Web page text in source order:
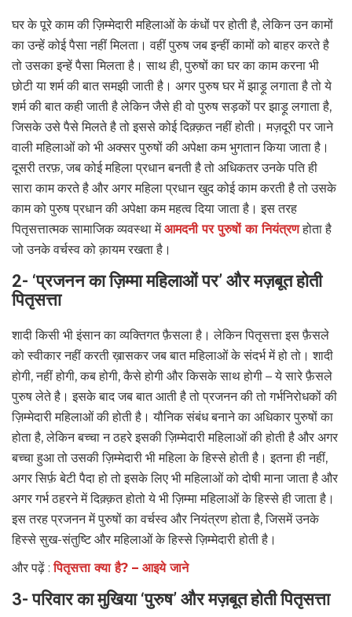
घर के पूरे काम की ज़िम्मेदारी महिलाओं के कंधों पर होती है, लेकिन उन कामों
का उन्हें कोई पैसा नहीं मिलता। वहीं पुरुष जब इन्हीं कामों को बाहर करते है
तो उसका इन्हें पैसा मिलता है। साथ ही, पुरुषों का घर का काम करना भी
छोटी या शर्म की बात समझी जाती है। अगर पुरुष घर में झाड़ू लगाता है तो ये
शर्म की बात कही जाती है लेकिन जैसे ही वो पुरुष सड़कों पर झाड़ू लगाता है,
जिसके उसे पैसे मिलते है तो इससे कोई दिक़्क़त नहीं होती। मज़दूरी पर जाने
वाली महिलाओं को भी अक्सर पुरुषों की अपेक्षा कम भुगतान किया जाता है।
दूसरी तरफ़, जब कोई महिला प्रधान बनती है तो अधिकतर उनके पति ही
सारा काम करते है और अगर महिला प्रधान खुद कोई काम करती है तो उसके
काम को पुरुष प्रधान की अपेक्षा कम महत्व दिया जाता है। इस तरह
पितृसत्तात्मक सामाजिक व्यवस्था मेंआमदनी पर पुरुषों का नियंत्रणहोता है
जो उनके वर्चस्व को क़ायम रखता है।
2- ‘प्रजनन का ज़िम्मा महिलाओं पर’ और मज़बूत होती
पितृसत्ता
शादी किसी भी इंसान का व्यक्तिगत फ़ैसला है। लेकिन पितृसत्ता इस फ़ैसले
को स्वीकार नहीं करती ख़ासकर जब बात महिलाओं के संदर्भ में हो तो। शादी
होगी, नहीं होगी, कब होगी, कैसे होगी और किसके साथ होगी – ये सारे फ़ैसले
पुरुष लेते है। इसके बाद जब बात आती है तो प्रजनन की तो गर्भनिरोधकों की
ज़िम्मेदारी महिलाओं की होती है। यौनिक संबंध बनाने का अधिकार पुरुषों का
होता है, लेकिन बच्चा न ठहरे इसकी ज़िम्मेदारी महिलाओं की होती है और अगर
बच्चा हुआ तो उसकी ज़िम्मेदारी भी महिला के हिस्से होती है। इतना ही नहीं,
अगर सिर्फ़ बेटी पैदा हो तो इसके लिए भी महिलाओं को दोषी माना जाता है और
अगर गर्भ ठहरने में दिक़्क़त होतो ये भी ज़िम्मा महिलाओं के हिस्से ही जाता है।
इस तरह प्रजनन में पुरुषों का वर्चस्व और नियंत्रण होता है, जिसमें उनके
हिस्से सुख-संतुष्टि और महिलाओं के हिस्से ज़िम्मेदारी होती है।
और पढ़ें :पितृसत्ता क्या है? – आइये जाने
3- परिवार का मुखिया ‘पुरुष’ और मज़बूत होती पितृसत्ता